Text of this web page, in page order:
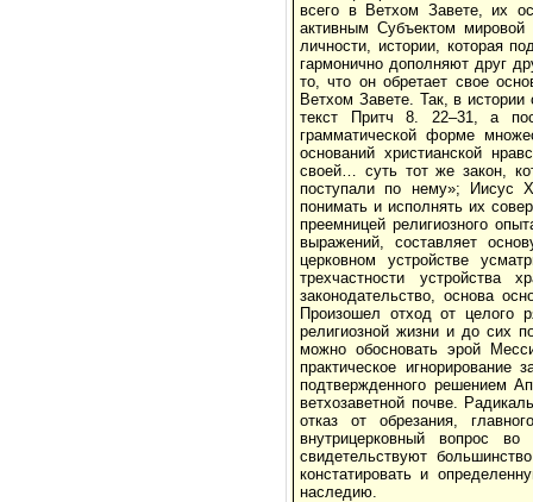
всего в Ветхом Завете, их
активным Субъектом мировой
личности, истории, которая
гармонично дополняют друг
то, что он обретает свое
Ветхом Завете. Так, в
текст Притч 8. 22–31, а
грамматической форме
оснований христианской
своей… суть тот же закон,
поступали по нему»; Иисус
понимать и исполнять их
преемницей религиозного
выражений, составляет
церковном устройстве
трехчастности устройства
законодательство, основа
Произошел отход от целого
религиозной жизни и до сих
можно обосновать эрой
практическое
подтвержденного решением
ветхозаветной почве.
отказ от обрезания,
внутрицерковный вопрос
свидетельствуют
констатировать и
наследию.